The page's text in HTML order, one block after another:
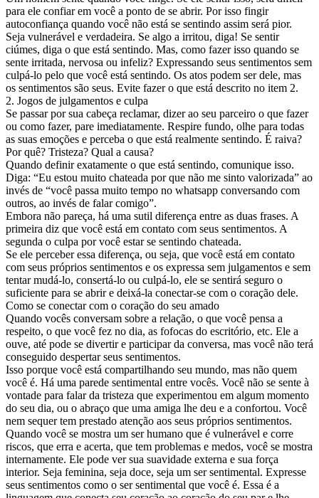
para ele confiar em você a ponto de se abrir. Por isso fingir
autoconfiança quando você não está se sentindo assim será pior.
Seja vulnerável e verdadeira. Se algo a irritou, diga! Se sentir
ciúmes, diga o que está sentindo. Mas, como fazer isso quando se
sente irritada, nervosa ou infeliz? Expressando seus sentimentos sem
culpá-lo pelo que você está sentindo. Os atos podem ser dele, mas
os sentimentos são seus. Evite fazer o que está descrito no item 2.
2. Jogos de julgamentos e culpa
Se passar por sua cabeça reclamar, dizer ao seu parceiro o que fazer
ou como fazer, pare imediatamente. Respire fundo, olhe para todas
as suas emoções e perceba o que está realmente sentindo. É raiva?
Por quê? Tristeza? Qual a causa?
Quando definir exatamente o que está sentindo, comunique isso.
Diga: “Eu estou muito chateada por que não me sinto valorizada” ao
invés de “você passa muito tempo no whatsapp conversando com
outros, ao invés de falar comigo”.
Embora não pareça, há uma sutil diferença entre as duas frases. A
primeira diz que você está em contato com seus sentimentos. A
segunda o culpa por você estar se sentindo chateada.
Se ele perceber essa diferença, ou seja, que você está em contato
com seus próprios sentimentos e os expressa sem julgamentos e sem
tentar mudá-lo, consertá-lo ou culpá-lo, ele se sentirá seguro o
suficiente para se abrir e deixá-la conectar-se com o coração dele.
Como se conectar com o coração do seu amado
Quando vocês conversam sobre a relação, o que você pensa a
respeito, o que você fez no dia, as fofocas do escritório, etc. Ele a
ouve, até pode se divertir e participar da conversa, mas você não terá
conseguido despertar seus sentimentos.
Isso porque você está compartilhando seu mundo, mas não quem
você é. Há uma parede sentimental entre vocês. Você não se sente à
vontade para falar da tristeza que experimentou em algum momento
do seu dia, ou o abraço que uma amiga lhe deu e a confortou. Você
nem sequer tem prestado atenção aos seus próprios sentimentos.
Quando você se mostra um ser humano que é vulnerável e corre
riscos, que erra e acerta, que tem problemas e medos, você se mostra
internamente. Ele pode ver sua suavidade externa e sua força
interior. Seja feminina, seja doce, seja um ser sentimental. Expresse
seus sentimentos como o ser sentimental que você é. Essa é a